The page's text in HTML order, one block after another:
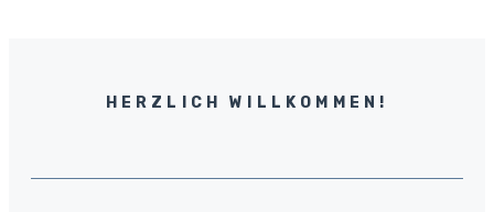
HERZLICH WILLKOMMEN!